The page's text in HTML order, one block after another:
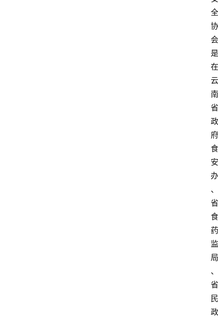
全
协
会
是
在
云
南
省
政
府
食
安
办
、
省
食
药
监
局
、
省
民
政